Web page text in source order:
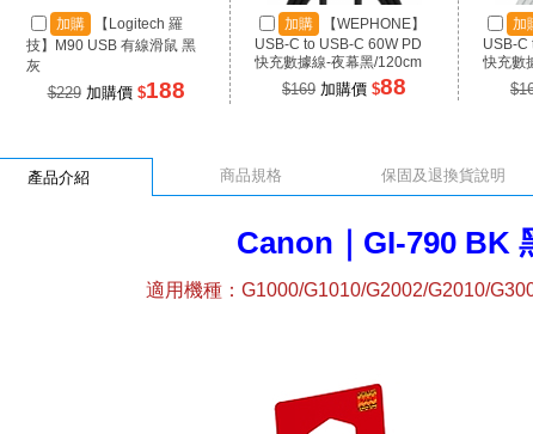
加購
【Logitech 羅
技】M90 USB 有線滑鼠 黑
灰
$229加購價 $188
加購
【WEPHONE】
USB-C to USB-C 60W PD
快充數據線-夜幕黑/120cm
$169 加購價 $88
加
USB-C
快充數
產品介紹 商品規格 保固及退換貨說明
Canon｜GI-790 BK
適用機種：G1000/G1010/G2002/G2010/